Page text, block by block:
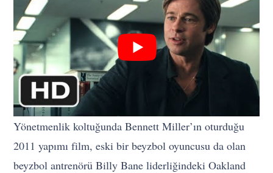
Yönetmenlik koltuğunda Bennett Miller’ın oturduğu
2011 yapımı film, eski bir beyzbol oyuncusu da olan
beyzbol antrenörü Billy Bane liderliğindeki Oakland